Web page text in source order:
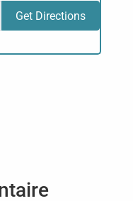
Get Directions